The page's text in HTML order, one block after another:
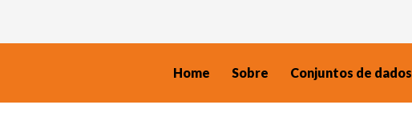
Home Sobre Conjuntos de dados